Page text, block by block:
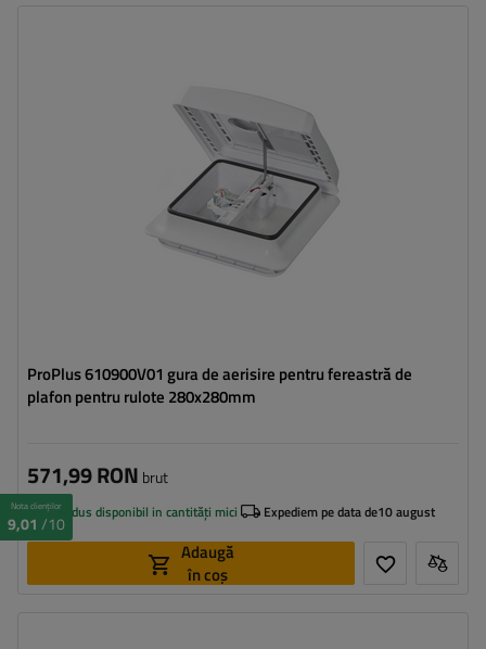
ProPlus 610900V01 gura de aerisire pentru fereastră de
plafon pentru rulote 280x280mm
571,99 RON brut
Produs disponibil in cantități mici Expediem pe data de10 august
Adaugă
în coș
Nota clienților
9,01 /10